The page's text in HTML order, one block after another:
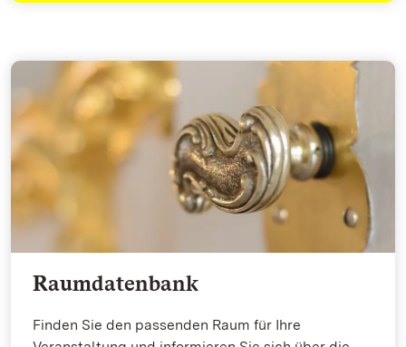
Raumdatenbank
Finden Sie den passenden Raum für Ihre